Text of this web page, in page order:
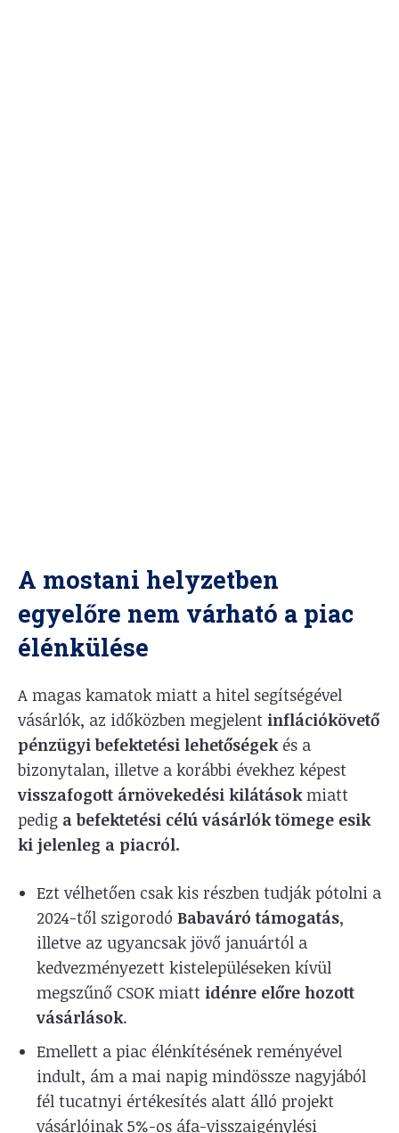
A mostani helyzetben
egyelőre nem várható a piac
élénkülése
A magas kamatok miatt a hitel segítségével
vásárlók, az időközben megjelent inflációkövető
pénzügyi befektetési lehetőségek és a
bizonytalan, illetve a korábbi évekhez képest
visszafogott árnövekedési kilátások miatt
pedig a befektetési célú vásárlók tömege esik
ki jelenleg a piacról.
Ezt vélhetően csak kis részben tudják pótolni a
2024-től szigorodó Babaváró támogatás,
illetve az ugyancsak jövő januártól a
kedvezményezett kistelepüléseken kívül
megszűnő CSOK miatt idénre előre hozott
vásárlások.
Emellett a piac élénkítésének reményével
indult, ám a mai napig mindössze nagyjából
fél tucatnyi értékesítés alatt álló projekt
vásárlóinak 5%-os áfa-visszaigénylési